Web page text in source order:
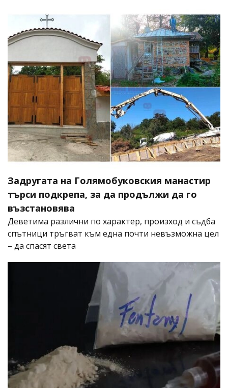
Задругата на Голямобуковския манастир
търси подкрепа, за да продължи да го
възстановява
Деветима различни по характер, произход и съдба
спътници тръгват към една почти невъзможна цел
– да спасят света